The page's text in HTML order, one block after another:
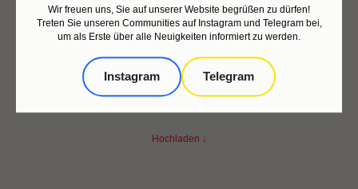
Bericht über die Arbeit des Vereins im Jahr 2024-2025
Hochladen ↓
Wir freuen uns, Sie auf unserer Website begrüßen zu dürfen!
Treten Sie unseren Communities auf Instagram und Telegram bei,
um als Erste über alle Neuigkeiten informiert zu werden.
Instagram Telegram